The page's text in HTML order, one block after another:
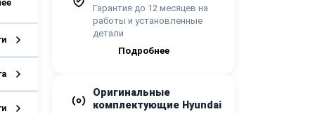
Гарантия до 12 месяцев на
работы и установленные
детали
Подробнее
Оригинальные
комплектующие Hyundai